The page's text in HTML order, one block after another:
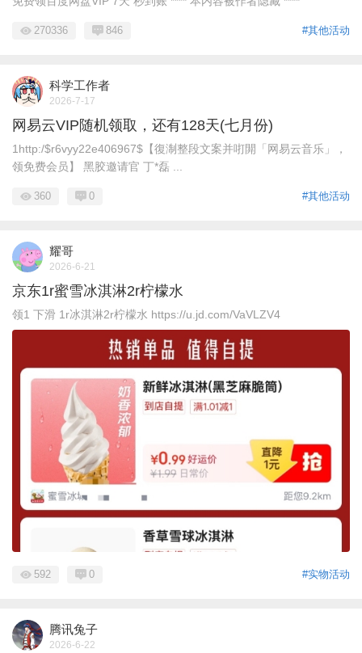
#其他活动
270336 846
科学工作者
2026-7-17
网易云VIP随机领取，还有128天(七月份)
1http:/$r6vyy22e406967$【復淛整段文案并咑閞「网易云音乐」，
领免费会员】 黑胶邀请官 丁*磊 ...
#其他活动
360 0
耀哥
2026-6-21
京东1r蜜雪冰淇淋2r柠檬水
领1 下滑 1r冰淇淋2r柠檬水 https://u.jd.com/VaVLZV4
#实物活动
592 0
腾讯兔子
2026-6-22